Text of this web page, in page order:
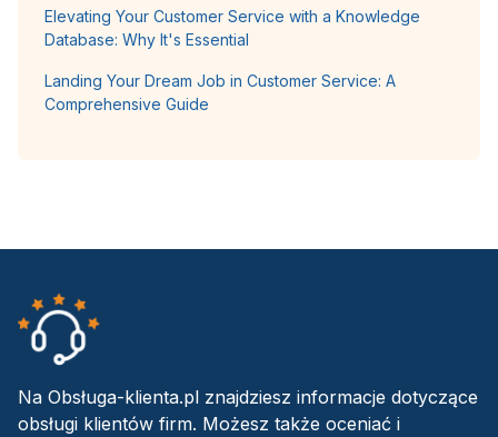
Elevating Your Customer Service with a Knowledge
Database: Why It's Essential
Landing Your Dream Job in Customer Service: A
Comprehensive Guide
Na Obsługa-klienta.pl znajdziesz informacje dotyczące
obsługi klientów firm. Możesz także oceniać i